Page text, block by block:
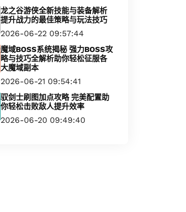
龙之谷游侠全新技能与装备解析
提升战力的最佳策略与玩法技巧
2026-06-22 09:57:44
魔域BOSS系统揭秘 强力BOSS攻
略与技巧全解析助你轻松征服各
大魔域副本
2026-06-21 09:54:41
驭剑士刷图加点攻略 完美配置助
你轻松击败敌人提升效率
2026-06-20 09:49:40